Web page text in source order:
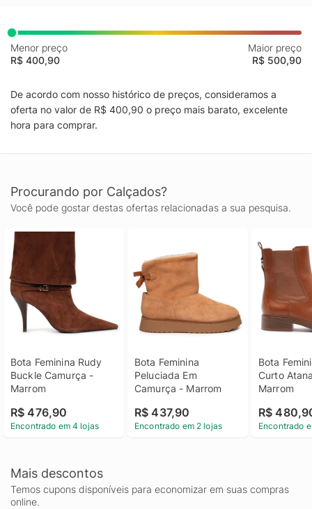
Menor preço
R$ 400,90
Maior preço
R$ 500,90
De acordo com nosso histórico de preços, consideramos a
oferta no valor de R$ 400,90 o preço mais barato, excelente
hora para comprar.
Procurando por Calçados?
Você pode gostar destas ofertas relacionadas a sua pesquisa.
Bota Feminina Rudy
Buckle Camurça -
Marrom
R$ 476,90
Encontrado em 4 lojas
Bota Feminina
Peluciada Em
Camurça - Marrom
R$ 437,90
Encontrado em 2 lojas
Bota
Curto
Marrom
R$
Encontrado
Mais descontos
Temos cupons disponíveis para economizar em suas compras
online.